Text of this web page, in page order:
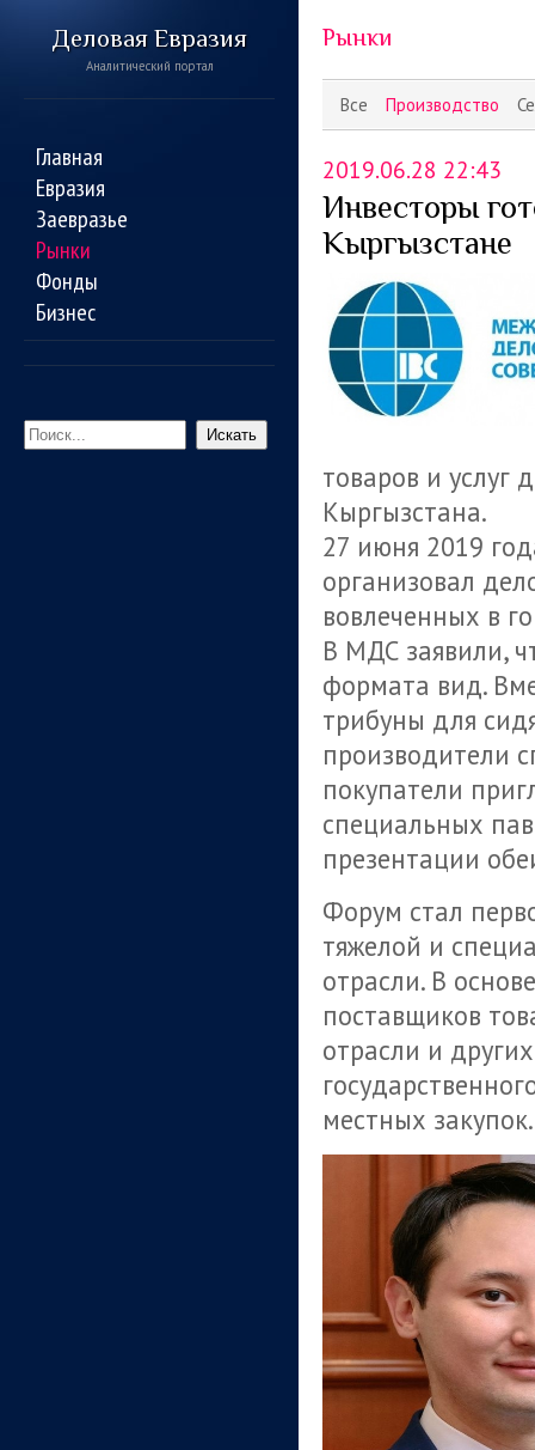
Деловая Евразия
Аналитический портал
Главная
Евразия
Заевразье
Рынки
Фонды
Бизнес
Искать
Все Производство
Рынки
2019.06.28 22:43
Инвесторы
Кыргызстане
товаров и услуг
Кыргызстана.
27 июня 2019
организовал
вовлеченных в
В МДС заявили,
формата вид.
трибуны для
производители
покупатели
специальных
презентации
Форум стал
тяжелой и
отрасли. В
поставщиков
отрасли и
местных закупок.